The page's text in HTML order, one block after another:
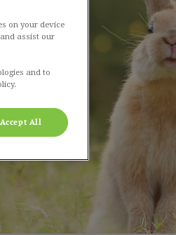
on your device
assist our
and to
Accept All